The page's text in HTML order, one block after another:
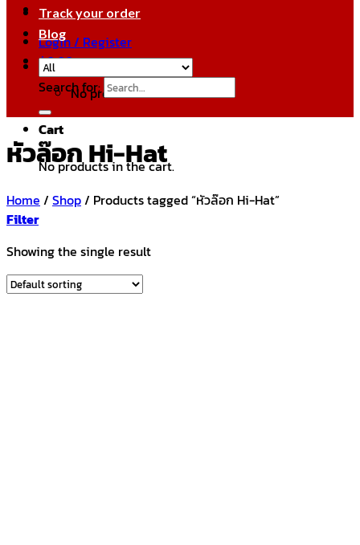
Login / Register
฿0.00
No products in the cart.
Cart
No products in the cart.
Track your order
Blog
Search for:
หัวล๊อก Hi-Hat
Home / Shop/ Products tagged “หัวล๊อก Hi-Hat”
Filter
Showing the single result